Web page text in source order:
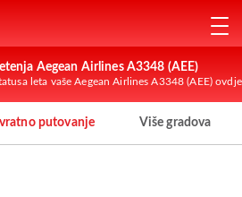
Aegean Airlines A3348 (AEE)
leta vaše Aegean Airlines A3348 (AEE) ovdje
putovanje Više gradova